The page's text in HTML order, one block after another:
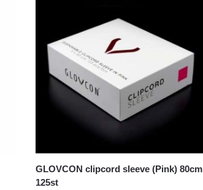
GLOVCON clipcord sleeve (Pink) 80cm
125st